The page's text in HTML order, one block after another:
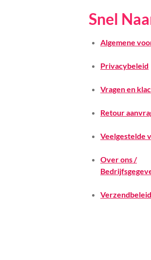
Snel
Algemene
Privacybeleid
Vragen en
Retour
Veelgestelde
Over ons /